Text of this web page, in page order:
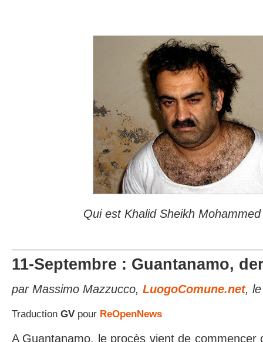
Qui est Khalid Sheikh
11-Septembre : Guantanamo,
par Massimo Mazzucco, LuogoComune.net,
Traduction GV pour ReOpenNews
A Guantanamo, le procès vient de commencer